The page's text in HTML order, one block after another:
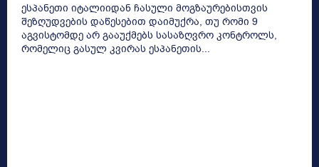
ესპანეთი იტალიიდან ჩასული მოგზაურებისთვის
შეზღუდვების დაწესებით დაიმუქრა, თუ რომი 9
აგვისტომდე არ გააუქმებს სასაზღვრო კონტროლს,
რომელიც გასულ კვირას ესპანეთის...